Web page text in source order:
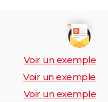
Voir un exemple
Voir un exemple
Voir un exemple